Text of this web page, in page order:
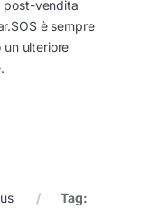
post-vendita
è sempre
ulteriore
Tag: